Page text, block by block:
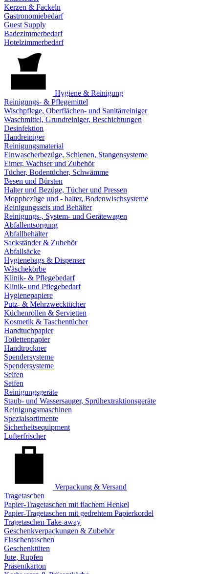
Kerzen & Fackeln
Gastronomiebedarf
Guest Supply
Badezimmerbedarf
Hotelzimmerbedarf
Hygiene & Reinigung
Reinigungs- & Pflegemittel
Wischpflege, Oberflächen- und Sanitärreiniger
Waschmittel, Grundreiniger, Beschichtungen
Desinfektion
Handreiniger
Reinigungsmaterial
Einwascherbezüge, Schienen, Stangensysteme
Eimer, Wachser und Zubehör
Tücher, Bodentücher, Schwämme
Besen und Bürsten
Halter und Bezüge, Tücher und Pressen
Moppbezüge und - halter, Bodenwischsysteme
Reinigungssets und Behälter
Reinigungs-, System- und Gerätewagen
Abfallentsorgung
Abfallbehälter
Sackständer & Zubehör
Abfallsäcke
Hygienebags & Dispenser
Wäschekörbe
Klinik- & Pflegebedarf
Klinik- und Pflegebedarf
Hygienepapiere
Putz- & Mehrzwecktücher
Küchenrollen & Servietten
Kosmetik & Taschentücher
Handtuchpapier
Toilettenpapier
Handtrockner
Spendersysteme
Spendersysteme
Seifen
Seifen
Reinigungsgeräte
Staub- und Wassersauger, Sprühextraktionsgeräte
Reinigungsmaschinen
Spezialsortimente
Sicherheitsequipment
Lufterfrischer
Verpackung & Versand
Tragetaschen
Papier-Tragetaschen mit flachem Henkel
Papier-Tragetaschen mit gedrehtem Papierkordel
Tragetaschen Take-away
Geschenkverpackungen & Zubehör
Flaschentaschen
Geschenktüten
Jute, Rupfen
Präsentkarton